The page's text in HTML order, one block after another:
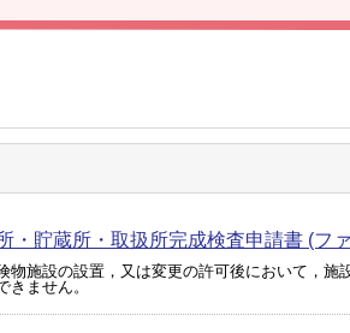
・貯蔵所・取扱所完成検査申請書 (フ
物施設の設置，又は変更の許可後において，
きません。